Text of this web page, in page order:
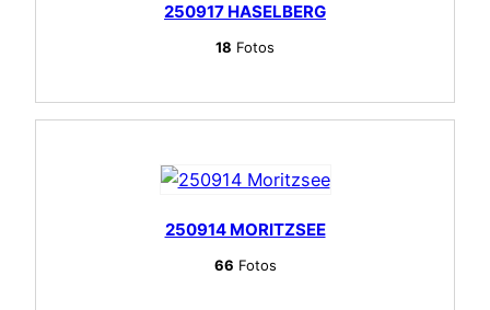
250917 HASELBERG
18 Fotos
250914 MORITZSEE
66 Fotos